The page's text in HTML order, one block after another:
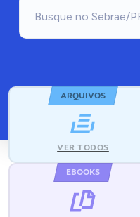
ARQUIVOS
VER TODOS
EBOOKS